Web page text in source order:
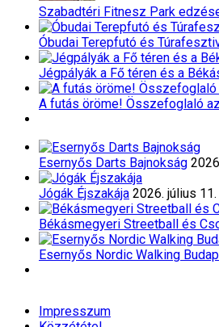
Szabadtéri Fitnesz Park
Óbudai Terepfutó és
Jégpályák a Fő téren és a
A futás öröme! Összefoglaló
Esernyős Darts Bajnokság
Jógák Éjszakája 2026. július
Békásmegyeri Streetball és
Esernyős Nordic Walking
Impresszum